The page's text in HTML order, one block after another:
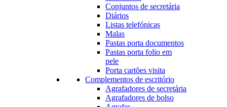
Conjuntos de secretária
Diários
Listas telefónicas
Malas
Pastas porta documentos
Pastas porta folio em
pele
Porta cartões visita
Complementos de escritório
Agrafadores de secretária
Agrafadores de bolso